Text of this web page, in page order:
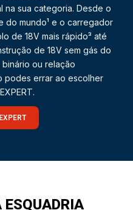
na sua categoria. Desde o
do mundo¹ e o carregador
de 18V mais rápido³ até
de 18V sem gás do
ou relação
podes errar ao escolher
ESQUADRIA